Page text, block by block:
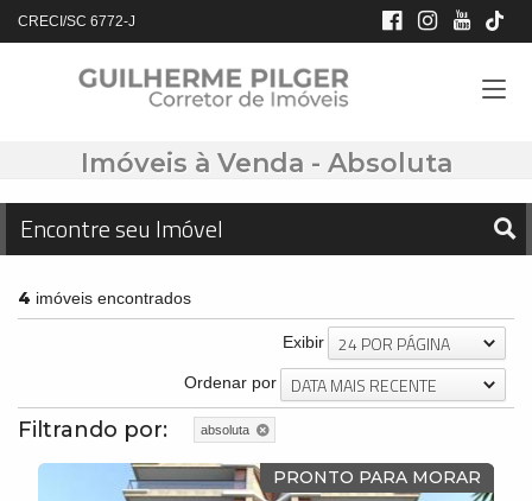
CRECI/SC 6772-J
Imóveis à Venda - Absoluta
Encontre seu Imóvel
4 imóveis encontrados
Exibir 24 POR PÁGINA
Ordenar por DATA MAIS RECENTE
Filtrando por: absoluta
PRONTO PARA MORAR